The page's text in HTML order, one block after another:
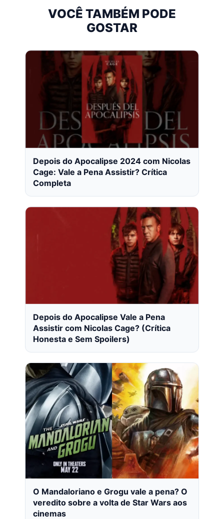
VOCÊ TAMBÉM PODE
GOSTAR
Depois do Apocalipse 2024 com Nicolas
Cage: Vale a Pena Assistir? Crítica
Completa
Depois do Apocalipse Vale a Pena
Assistir com Nicolas Cage? (Crítica
Honesta e Sem Spoilers)
O Mandaloriano e Grogu vale a pena? O
veredito sobre a volta de Star Wars aos
cinemas